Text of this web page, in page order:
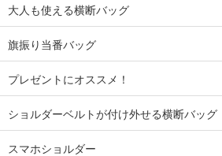
大人も使える横断バッグ
旗振り当番バッグ
プレゼントにオススメ！
ショルダーベルトが付け外せる横断バッグ
スマホショルダー